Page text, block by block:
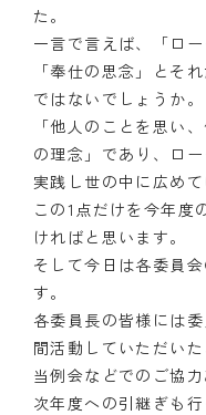
た。
一言で言えば、「ロ
「奉仕の思念」とそ
ではないでしょうか。
「他人のことを思い
の理念」であり、ロ
実践し世の中に広めて
この1点だけを今年度
ければと思います。
そして今日は各委員
す。
各委員長の皆様には
間活動していただい
当例会などでのご協
次年度への引継ぎも